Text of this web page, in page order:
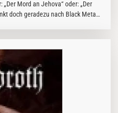
Mord an Jehova“ oder: „Der
doch geradezu nach Black Metal,